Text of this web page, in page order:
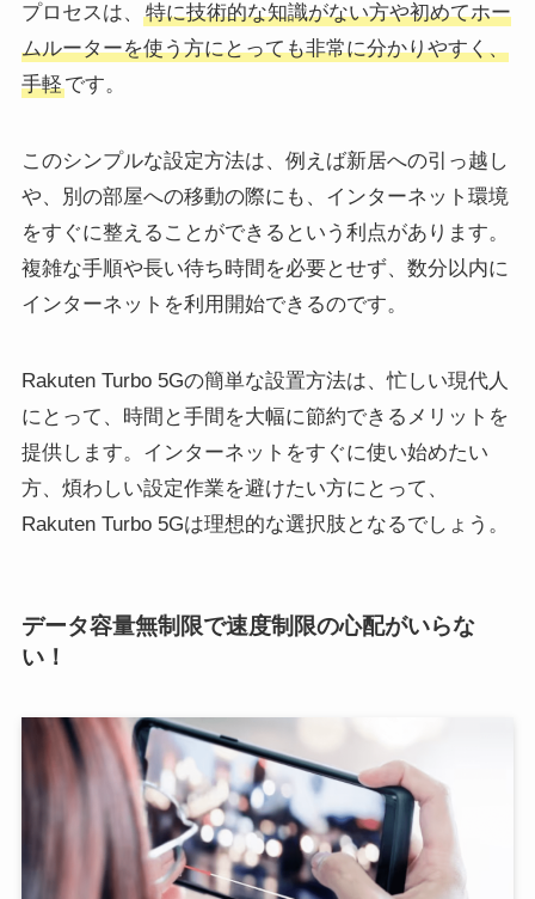
プロセスは、
特に技術的な知識がない方や初めてホー
ムルーターを使う方にとっても非常に分かりやすく、
手軽です。
このシンプルな設定方法は、例えば新居への引っ越し
や、別の部屋への移動の際にも、インターネット環境
をすぐに整えることができるという利点があります。
複雑な手順や長い待ち時間を必要とせず、数分以内に
インターネットを利用開始できるのです。
Rakuten Turbo 5Gの簡単な設置方法は、忙しい現代人
にとって、時間と手間を大幅に節約できるメリットを
提供します。インターネットをすぐに使い始めたい
方、煩わしい設定作業を避けたい方にとって、
Rakuten Turbo 5Gは理想的な選択肢となるでしょう。
データ容量無制限で速度制限の心配がいらな
い！